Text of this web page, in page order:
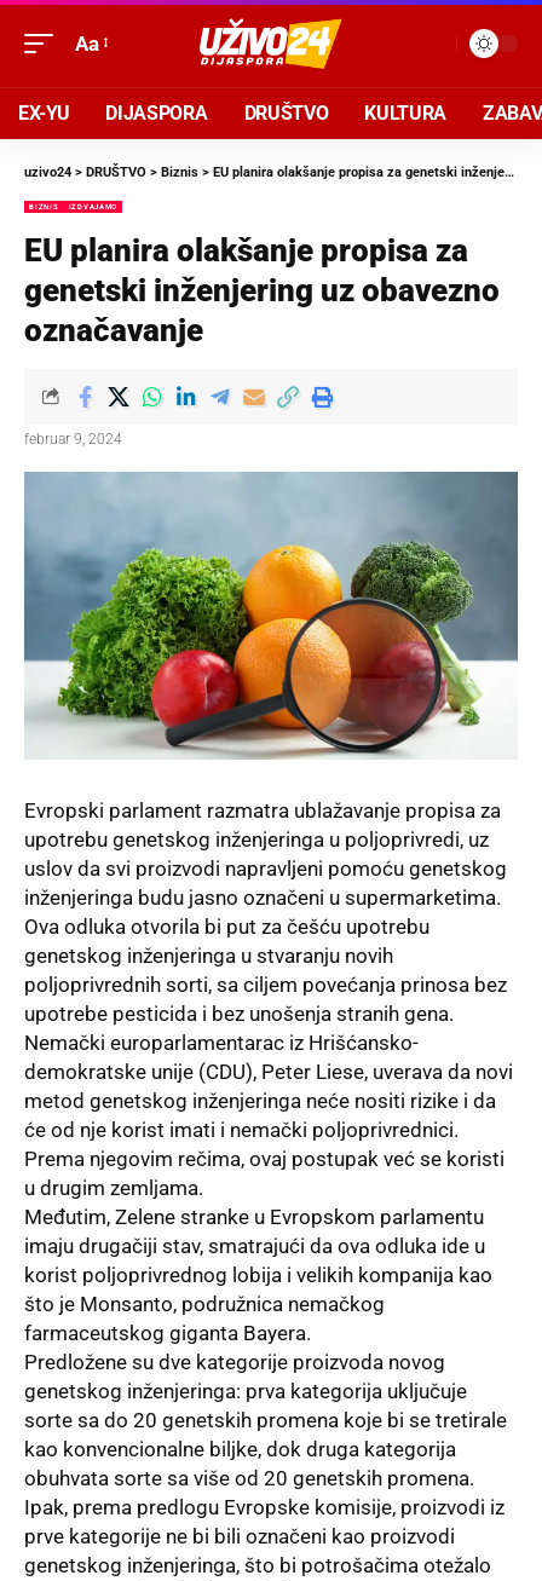
Aa
EX-YU DIJASPORA DRUŠTVO KULTURA
uzivo24 > DRUŠTVO > Biznis > EU planira olakšanje propisa za genetski inženjering uz obavezno označavanje
BIZNIS IZDVAJAMO
EU planira olakšanje propisa za
genetski inženjering uz obavezno
označavanje
februar 9, 2024
Evropski parlament razmatra ublažavanje propisa za
upotrebu genetskog inženjeringa u poljoprivredi, uz
uslov da svi proizvodi napravljeni pomoću genetskog
inženjeringa budu jasno označeni u supermarketima.
Ova odluka otvorila bi put za češću upotrebu
genetskog inženjeringa u stvaranju novih
poljoprivrednih sorti, sa ciljem povećanja prinosa bez
upotrebe pesticida i bez unošenja stranih gena.
Nemački europarlamentarac iz Hrišćansko-
demokratske unije (CDU), Peter Liese, uverava da novi
metod genetskog inženjeringa neće nositi rizike i da
će od nje korist imati i nemački poljoprivrednici.
Prema njegovim rečima, ovaj postupak već se koristi
u drugim zemljama.
Međutim, Zelene stranke u Evropskom parlamentu
imaju drugačiji stav, smatrajući da ova odluka ide u
korist poljoprivrednog lobija i velikih kompanija kao
što je Monsanto, podružnica nemačkog
farmaceutskog giganta Bayera.
Predložene su dve kategorije proizvoda novog
genetskog inženjeringa: prva kategorija uključuje
sorte sa do 20 genetskih promena koje bi se tretirale
kao konvencionalne biljke, dok druga kategorija
obuhvata sorte sa više od 20 genetskih promena.
Ipak, prema predlogu Evropske komisije, proizvodi iz
prve kategorije ne bi bili označeni kao proizvodi
genetskog inženjeringa, što bi potrošačima otežalo